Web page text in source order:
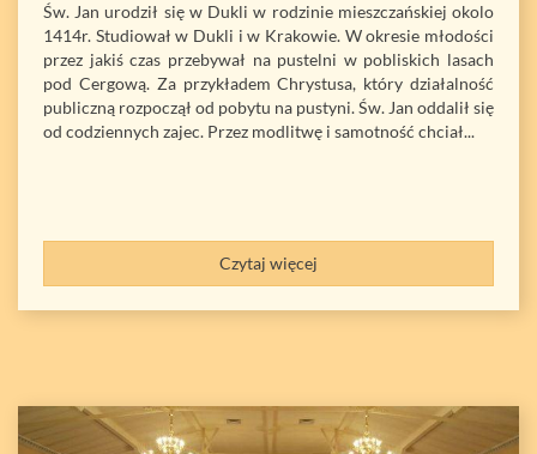
Św. Jan urodził się w Dukli w rodzinie mieszczańskiej okolo
1414r. Studiował w Dukli i w Krakowie. W okresie młodości
przez jakiś czas przebywał na pustelni w pobliskich lasach
pod Cergową. Za przykładem Chrystusa, który działalność
publiczną rozpoczął od pobytu na pustyni. Św. Jan oddalił się
od codziennych zajec. Przez modlitwę i samotność chciał...
Czytaj więcej